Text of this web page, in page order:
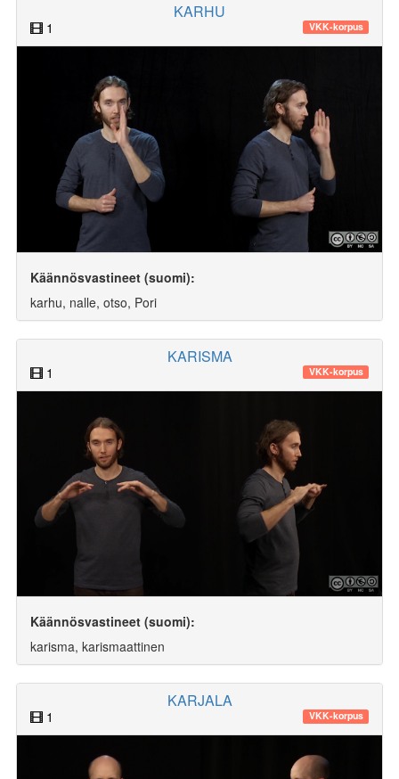
KARHU
1 VKK-korpus
Käännösvastineet (suomi):
karhu, nalle, otso, Pori
KARISMA
1 VKK-korpus
Käännösvastineet (suomi):
karisma, karismaattinen
KARJALA
1 VKK-korpus